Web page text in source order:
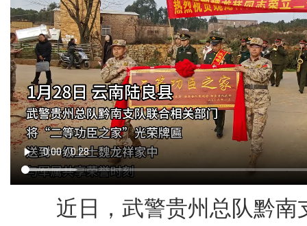
近日，武警贵州总队黔南